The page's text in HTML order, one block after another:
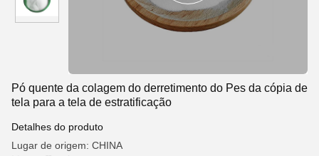
Pó quente da colagem do derretimento do Pes da cópia de
tela para a tela de estratificação
Detalhes do produto
Lugar de origem: CHINA